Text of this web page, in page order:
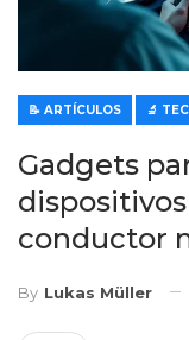
📝 ARTÍCULOS
Gadgets
conductor
By Lukas Müller